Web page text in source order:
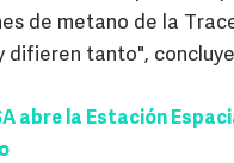
de metano de la
difieren tanto",
abre la Estación